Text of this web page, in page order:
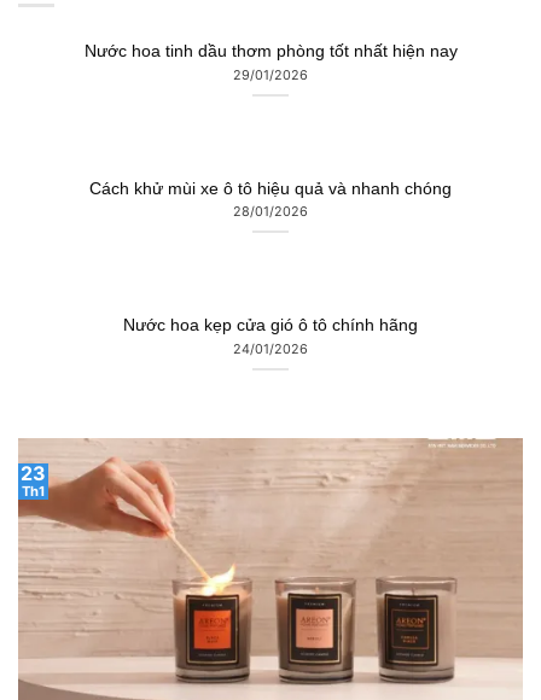
Nước hoa tinh dầu thơm phòng tốt nhất hiện nay
29/01/2026
Cách khử mùi xe ô tô hiệu quả và nhanh chóng
28/01/2026
Nước hoa kẹp cửa gió ô tô chính hãng
24/01/2026
23
Th1